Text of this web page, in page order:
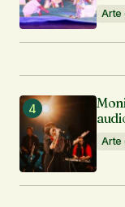
Arte
Arte